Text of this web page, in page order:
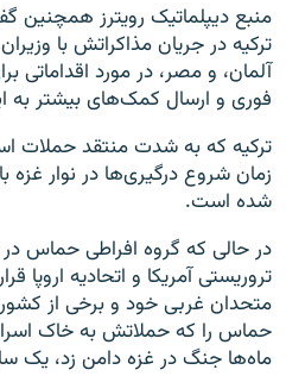
منبع دیپلماتیک رویترز همچنین
ترکیه در جریان مذاکراتش با
آلمان، و مصر، در مورد اقداماتی
فوری و ارسال کمک‌های بیشتر به
ترکیه که به شدت منتقد حملات
زمان شروع درگیری‌ها در نوار
شده است.
در حالی که گروه افراطی حماس
تروریستی آمریکا و اتحادیه اروپا
متحدان غربی خود و برخی از
حماس را که حملاتش به خاک
ماه‌ها جنگ در غزه دامن زد، یک